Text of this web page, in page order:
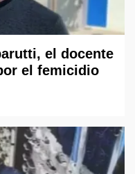
el docente
el femicidio